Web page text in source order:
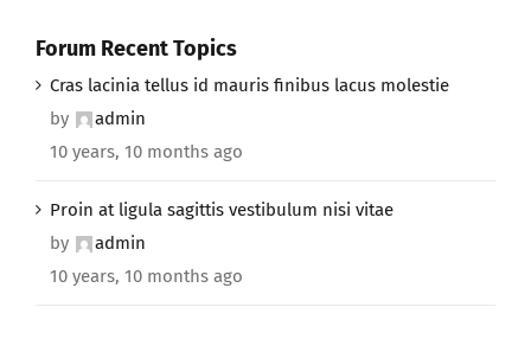
Forum Recent Topics
Cras lacinia tellus id mauris finibus lacus molestie
by
admin
10 years, 10 months ago
Proin at ligula sagittis vestibulum nisi vitae
by
admin
10 years, 10 months ago